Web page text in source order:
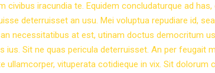
civibus iracundia te. Equidem concludaturque ad
deterruisset an usu. Mei voluptua repudiare id,
necessitatibus at est, utinam doctus democritum
ius. Sit ne quas pericula deterruisset. An per feugait
ullamcorper, vituperata cotidieque in vix. Sit